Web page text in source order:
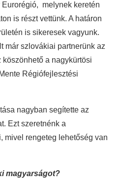
melynek keretén
is részt vettünk. A határon
is sikeresek vagyunk.
már szlovákiai partnerünk az
a nagykürtösi
Régiófejlesztési
nagyban segítette az
Ezt szeretnénk a
mivel rengeteg lehetőség van
magyarságot?